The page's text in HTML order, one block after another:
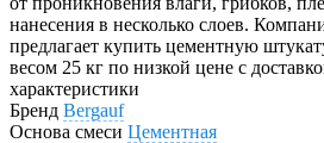
нанесения в несколько слоев.
предлагает купить цементную
весом 25 кг по низкой цене с
характеристики
Бренд Bergauf
Основа смеси Цементная